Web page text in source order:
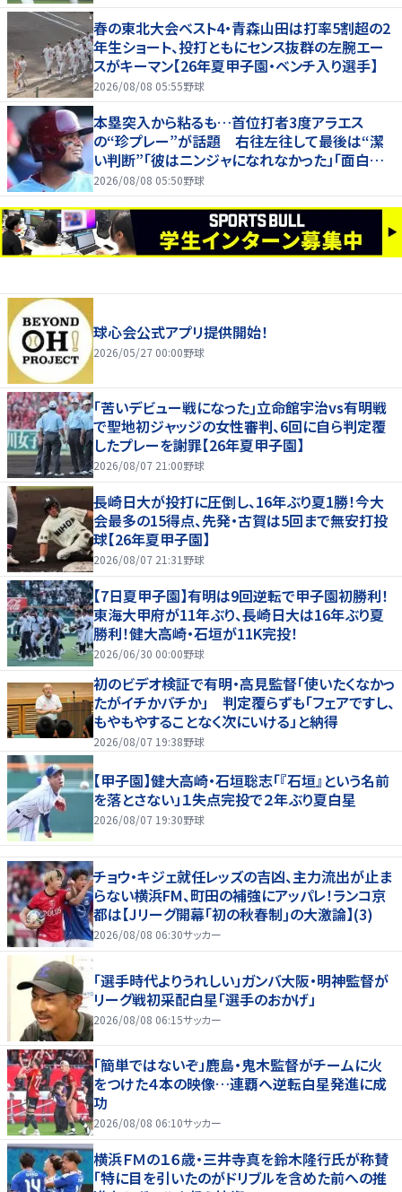
春の東北大会ベスト4・青森山田は打率5割超の2
年生ショート、投打ともにセンス抜群の左腕エー
スがキーマン【26年夏甲子園・ベンチ入り選手】
2026/08/08 05:55野球
本塁突入から粘るも…首位打者3度アラエス
の“珍プレー”が話題 右往左往して最後は“潔
い判断”「彼はニンジャになれなかった」「面白すぎ
る」
2026/08/08 05:50野球
球心会公式アプリ提供開始！
2026/05/27 00:00野球
｢苦いデビュー戦になった｣立命館宇治vs有明戦
で聖地初ジャッジの女性審判、6回に自ら判定覆
したプレーを謝罪【26年夏甲子園】
2026/08/07 21:00野球
長崎日大が投打に圧倒し、16年ぶり夏1勝！今大
会最多の15得点、先発・古賀は5回まで無安打投
球【26年夏甲子園】
2026/08/07 21:31 野球
【7日夏甲子園】有明は9回逆転で甲子園初勝利！
東海大甲府が11年ぶり、長崎日大は16年ぶり夏
勝利！健大高崎・石垣が11K完投！
2026/06/30 00:00野球
初のビデオ検証で有明・高見監督「使いたくなかっ
たがイチかバチか」 判定覆らずも「フェアですし、
もやもやすることなく次にいける」と納得
2026/08/07 19:38野球
【甲子園】健大高崎・石垣聡志「『石垣』という名前
を落とさない」１失点完投で２年ぶり夏白星
2026/08/07 19:30野球
チョウ・キジェ就任レッズの吉凶、主力流出が止ま
らない横浜FM、町田の補強にアッパレ！ランコ京
都は【Jリーグ開幕｢初の秋春制｣の大激論】(3)
2026/08/08 06:30サッカー
「選手時代よりうれしい」ガンバ大阪・明神監督が
リーグ戦初采配白星「選手のおかげ」
2026/08/08 06:15サッカー
「簡単ではないぞ」鹿島・鬼木監督がチームに火
をつけた４本の映像…連覇へ逆転白星発進に成
功
2026/08/08 06:10サッカー
横浜ＦＭの１６歳・三井寺真を鈴木隆行氏が称賛
「特に目を引いたのがドリブルを含めた前への推